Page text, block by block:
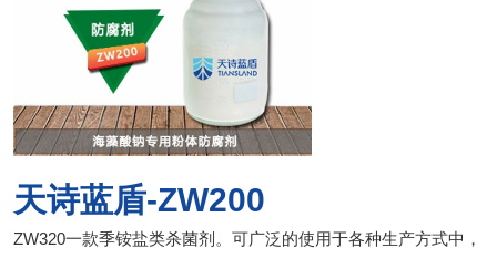
天诗蓝盾-ZW200
ZW320一款季铵盐类杀菌剂。可广泛的使用于各种生产方式中，